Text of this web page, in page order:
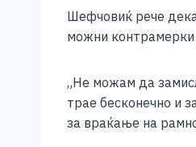
Шефчовиќ рече
можни контрамерки
„Не можам да
трае бесконечно и
за враќање на